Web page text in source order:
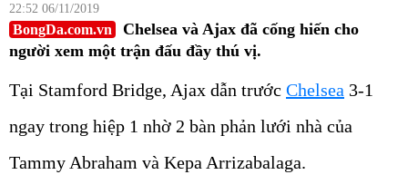
22:52 06/11/2019
BongDa.com.vn
Chelsea và Ajax đã cống hiến cho
người xem một trận đấu đầy thú vị.
Tại Stamford Bridge, Ajax dẫn trước Chelsea 3-1
ngay trong hiệp 1 nhờ 2 bàn phản lưới nhà của
Tammy Abraham và Kepa Arrizabalaga.